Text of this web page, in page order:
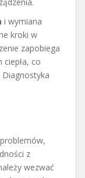
i wymiana
kroki w
zapobiega
co
z
wezwać